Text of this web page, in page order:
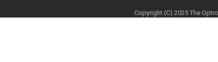
Copyright (C) 2025 The